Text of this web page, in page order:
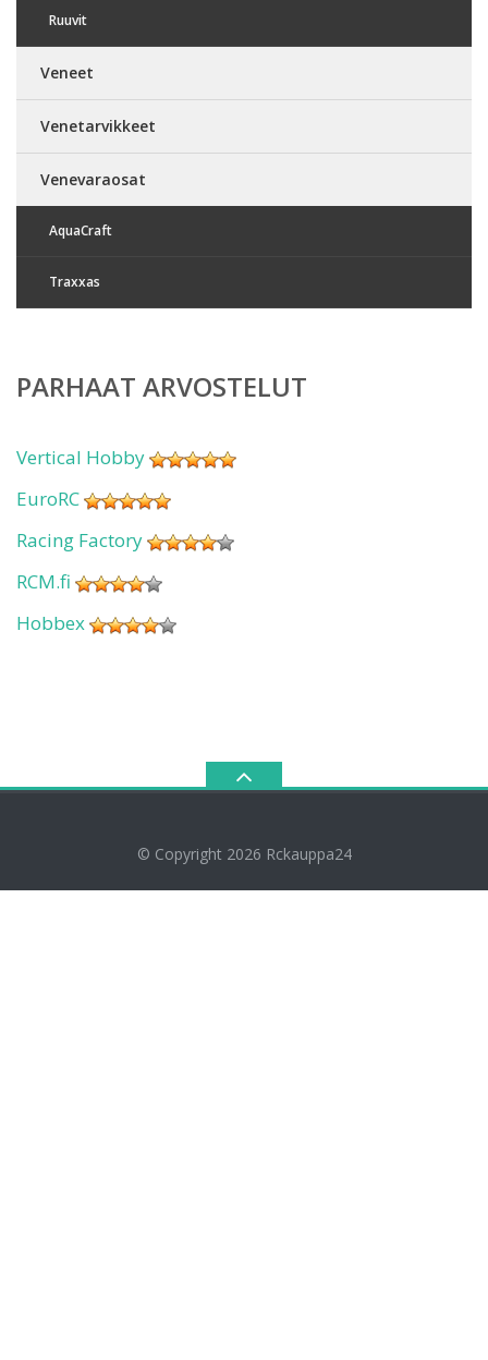
Ruuvit
Veneet
Venetarvikkeet
Venevaraosat
AquaCraft
Traxxas
PARHAAT ARVOSTELUT
Vertical Hobby
EuroRC
Racing Factory
RCM.fi
Hobbex
© Copyright 2026 Rckauppa24